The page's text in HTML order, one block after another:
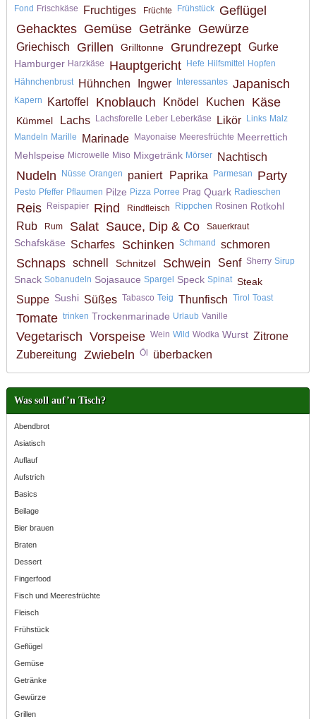
Fond Frischkäse Fruchtiges Früchte Frühstück Geflügel
Gehacktes Gemüse Getränke Gewürze
Griechisch Grillen Grilltonne Grundrezept Gurke
Hamburger Harzkäse Hauptgericht Hefe Hilfsmittel
Hopfen
Hähnchenbrust
Hühnchen Ingwer Interessantes Japanisch
Kapern Kartoffel Knoblauch Knödel Kuchen Käse
Kümmel Lachs Lachsforelle Leber Leberkäse Likör Links Malz
Mandeln Marille Marinade Mayonaise Meeresfrüchte Meerrettich
Mehlspeise Microwelle Miso Mixgetränk Mörser Nachtisch
Nudeln Nüsse Orangen paniert Paprika Parmesan Party
Pesto Pfeffer Pflaumen Pilze Pizza Porree Prag Quark Radieschen
Reis Reispapier Rind Rindfleisch Rippchen Rosinen Rotkohl
Rub Rum Salat Sauce, Dip & Co Sauerkraut
Schafskäse Scharfes Schinken Schmand schmoren
Schnaps schnell Schnitzel Schwein Senf Sherry Sirup
Snack Sobanudeln Sojasauce Spargel Speck Spinat Steak
Suppe Sushi Süßes Tabasco Teig Thunfisch Tirol Toast
Tomate trinken Trockenmarinade Urlaub Vanille
Vegetarisch Vorspeise Wein Wild Wodka Wurst Zitrone
Zubereitung
Zwiebeln Öl überbacken
Was soll auf’n Tisch?
Abendbrot
Asiatisch
Auflauf
Aufstrich
Basics
Beilage
Bier brauen
Braten
Dessert
Fingerfood
Fisch und Meeresfrüchte
Fleisch
Frühstück
Geflügel
Gemüse
Getränke
Gewürze
Grillen